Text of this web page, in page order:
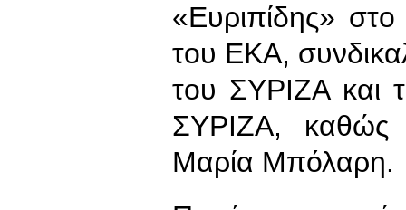
«Ευριπίδης»
του ΕΚΑ,
του ΣΥΡΙΖΑ και
ΣΥΡΙΖΑ, καθώς
Μαρία Μπόλαρη.